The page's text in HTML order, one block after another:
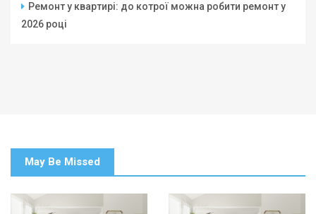
Ремонт у квартирі: до котрої можна робити ремонт у
2026 році
May Be Missed